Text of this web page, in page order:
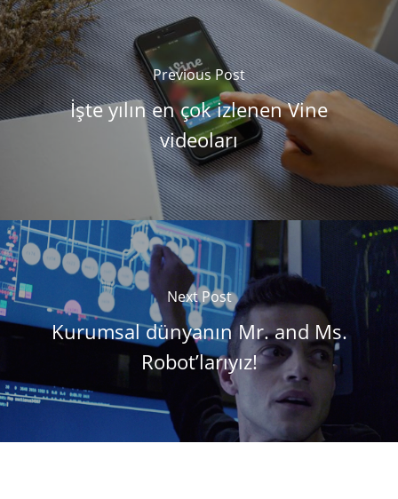
Previous Post
İşte yılın en çok izlenen Vine
videoları
Next Post
Kurumsal dünyanın Mr. and Ms.
Robot’larıyız!